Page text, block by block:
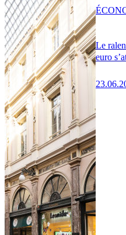
Le
euro